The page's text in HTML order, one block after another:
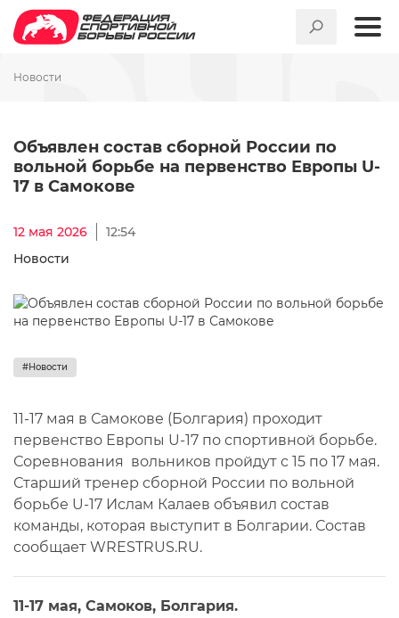
Новости
Объявлен состав сборной России по
вольной борьбе на первенство Европы U-
17 в Самокове
12 мая 2026
12:54
Новости
#Новости
11-17 мая в Самокове (Болгария) проходит
первенство Европы U-17 по спортивной борьбе.
Соревнования вольников пройдут с 15 по 17 мая.
Старший тренер сборной России по вольной
борьбе U-17 Ислам Калаев объявил состав
команды, которая выступит в Болгарии. Состав
сообщает WRESTRUS.RU.
11-17 мая, Самоков, Болгария.